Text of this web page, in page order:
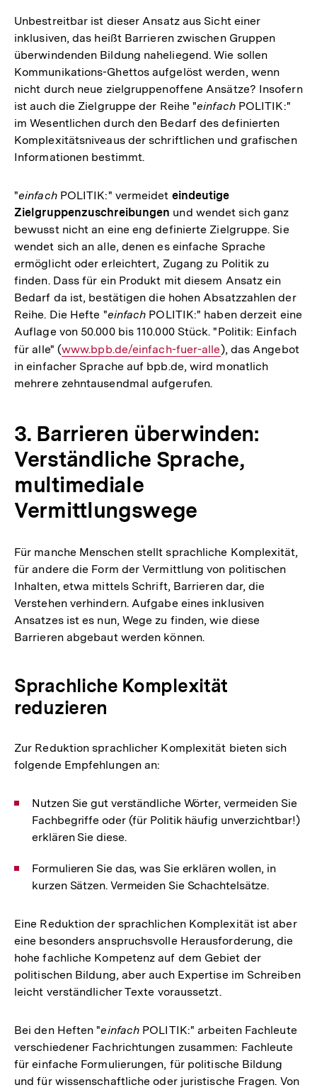
Unbestreitbar ist dieser Ansatz aus Sicht einer
inklusiven, das heißt Barrieren zwischen Gruppen
überwindenden Bildung naheliegend. Wie sollen
Kommunikations-Ghettos aufgelöst werden, wenn
nicht durch neue zielgruppenoffene Ansätze? Insofern
ist auch die Zielgruppe der Reihe "einfachPOLITIK:"
im Wesentlichen durch den Bedarf des definierten
Komplexitätsniveaus der schriftlichen und grafischen
Informationen bestimmt.
"einfachPOLITIK:" vermeidet eindeutige
Zielgruppenzuschreibungen und wendet sich ganz
bewusst nicht an eine eng definierte Zielgruppe. Sie
wendet sich an alle, denen es einfache Sprache
ermöglicht oder erleichtert, Zugang zu Politik zu
finden. Dass für ein Produkt mit diesem Ansatz ein
Bedarf da ist, bestätigen die hohen Absatzzahlen der
Reihe. Die Hefte "einfach POLITIK:" haben derzeit eine
Auflage von 50.000 bis 110.000 Stück. "Politik: Einfach
für alle" (Interner
Link:
www.bpb.de/einfach-fuer-alle), das Angebot
in einfacher Sprache auf bpb.de, wird monatlich
mehrere zehntausendmal aufgerufen.
3. Barrieren überwinden:
Verständliche Sprache,
multimediale
Vermittlungswege
Für manche Menschen stellt sprachliche Komplexität,
für andere die Form der Vermittlung von politischen
Inhalten, etwa mittels Schrift, Barrieren dar, die
Verstehen verhindern. Aufgabe eines inklusiven
Ansatzes ist es nun, Wege zu finden, wie diese
Barrieren abgebaut werden können.
Sprachliche Komplexität
reduzieren
Zur Reduktion sprachlicher Komplexität bieten sich
folgende Empfehlungen an:
Nutzen Sie gut verständliche Wörter, vermeiden Sie
Fachbegriffe oder (für Politik häufig unverzichtbar!)
erklären Sie diese.
Formulieren Sie das, was Sie erklären wollen, in
kurzen Sätzen. Vermeiden Sie Schachtelsätze.
Eine Reduktion der sprachlichen Komplexität ist aber
eine besonders anspruchsvolle Herausforderung, die
hohe fachliche Kompetenz auf dem Gebiet der
politischen Bildung, aber auch Expertise im Schreiben
leicht verständlicher Texte voraussetzt.
Bei den Heften "einfach POLITIK:" arbeiten Fachleute
verschiedener Fachrichtungen zusammen: Fachleute
für einfache Formulierungen, für politische Bildung
und für wissenschaftliche oder juristische Fragen. Von